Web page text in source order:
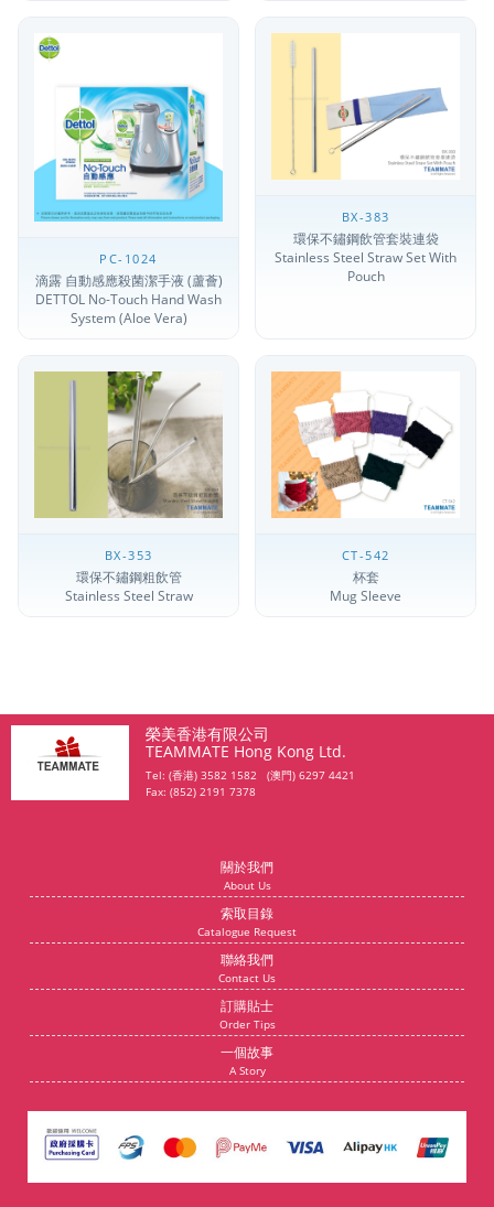
PC-1024
滴露 自動感應殺菌潔手液 (蘆薈)
DETTOL No-Touch Hand Wash
System (Aloe Vera)
BX-383
環保不鏽鋼飲管套裝連袋
Stainless Steel Straw Set With
Pouch
BX-353
環保不鏽鋼粗飲管
Stainless Steel Straw
CT-542
杯套
Mug Sleeve
榮美香港有限公司
TEAMMATE Hong Kong Ltd.
Tel: (香港) 3582 1582 (澳門) 6297 4421
Fax: (852) 2191 7378
關於我們
About Us
索取目錄
Catalogue Request
聯絡我們
Contact Us
訂購貼士
Order Tips
一個故事
A Story